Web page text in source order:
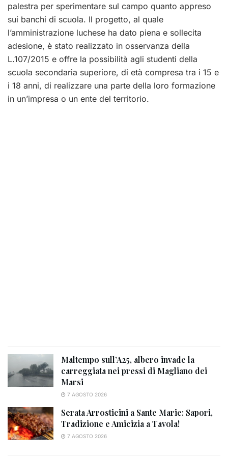
palestra per sperimentare sul campo quanto appreso
sui banchi di scuola. Il progetto, al quale
l’amministrazione luchese ha dato piena e sollecita
adesione, è stato realizzato in osservanza della
L.107/2015 e offre la possibilità agli studenti della
scuola secondaria superiore, di età compresa tra i 15 e
i 18 anni, di realizzare una parte della loro formazione
in un’impresa o un ente del territorio.
Maltempo sull’A25, albero invade la
carreggiata nei pressi di Magliano dei
Marsi
7 AGOSTO 2026
Serata Arrosticini a Sante Marie: Sapori,
Tradizione e Amicizia a Tavola!
7 AGOSTO 2026